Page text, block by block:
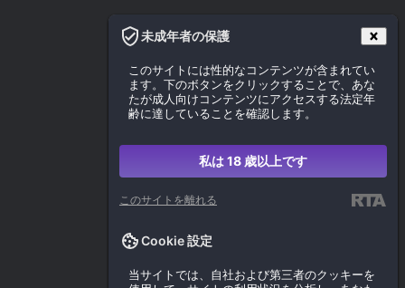
未成年者の保護
このサイトには性的なコンテンツが含まれてい
ます。下のボタンをクリックすることで、あな
たが成人向けコンテンツにアクセスする法定年
齢に達していることを確認します。
私は 18 歳以上です
このサイトを離れる
Cookie 設定
当サイトでは、自社および第三者のクッキーを